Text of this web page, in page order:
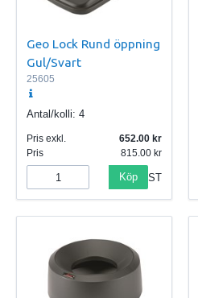
Geo Lock Rund öppning
Gul/Svart
25605
Antal/kolli: 4
Pris exkl.
652.00
Pris
815.00
Köp ST